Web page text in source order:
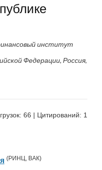
институт
Федерации, Россия,
66 | Цитирований: 1
(РИНЦ, ВАК)